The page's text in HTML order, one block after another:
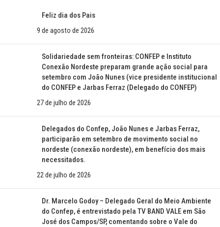
Feliz dia dos Pais
9 de agosto de 2026
Solidariedade sem fronteiras: CONFEP e Instituto
Conexão Nordeste preparam grande ação social para
setembro com João Nunes (vice presidente institucional
do CONFEP e Jarbas Ferraz (Delegado do CONFEP)
27 de julho de 2026
Delegados do Confep, João Nunes e Jarbas Ferraz,
participarão em setembro de movimento social no
nordeste (conexão nordeste), em benefício dos mais
necessitados.
22 de julho de 2026
Dr. Marcelo Godoy – Delegado Geral do Meio Ambiente
do Confep, é entrevistado pela TV BAND VALE em São
José dos Campos/SP, comentando sobre o Vale do